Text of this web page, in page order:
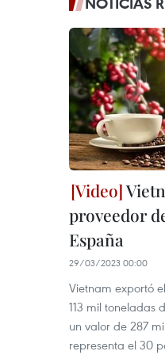
proveedor
España
29/03/2023 00:00
Vietnam exportó
113 mil toneladas
un valor de 287
representa el 30